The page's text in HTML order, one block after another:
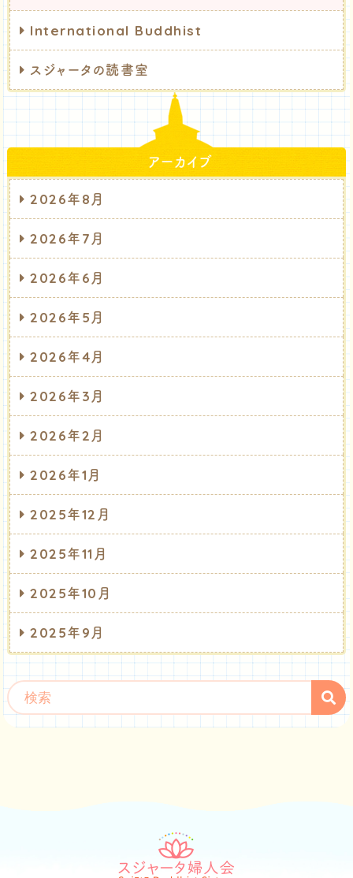
International Buddhist
スジャータの読書室
アーカイブ
2026年8月
2026年7月
2026年6月
2026年5月
2026年4月
2026年3月
2026年2月
2026年1月
2025年12月
2025年11月
2025年10月
2025年9月